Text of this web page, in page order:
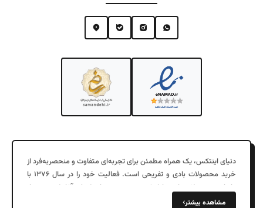
دنیای اینتکس، یک همراه مطمئن برای تجربه‌ای متفاوت و منحصربه‌فرد از
خرید محصولات بادی و تفریحی است. فعالیت خود را در سال ۱۳۷۶ با
واردات محصولات بادی با کیفیت در جزیره زیبای کیش آغاز کرد. پس از
مشاهده بیشتر›